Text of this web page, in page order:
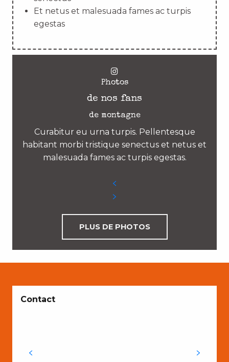
Et netus et malesuada fames ac turpis
egestas
Photos
de nos fans
de montagne
Curabitur eu urna turpis. Pellentesque
habitant morbi tristique senectus et netus et
malesuada fames ac turpis egestas.
PLUS DE PHOTOS
Contact